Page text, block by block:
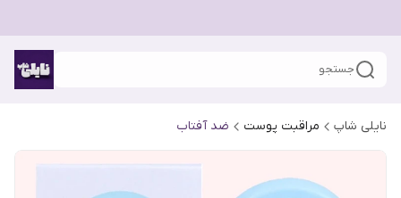
جستجو
نایلی شاپ مراقبت پوست ضد آفتاب